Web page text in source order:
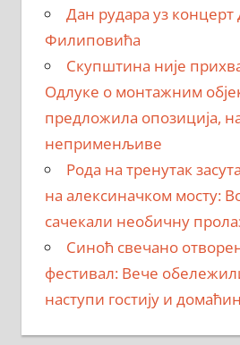
Дан рудара уз концерт
Филиповића
Скупштина није
Одлуке о монтажним
предложила опозиција,
неприменљиве
Рода на тренутак
на алексиначком мосту:
сачекали необичну
Синоћ свечано
фестивал: Вече
наступи гостију и